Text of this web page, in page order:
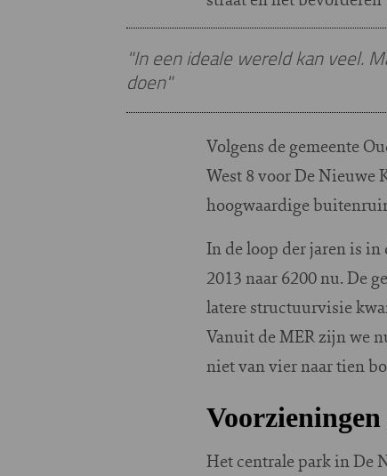
"In een ideale wereld kan veel.
doen"
Volgens de gemeente
West 8 voor De Nieuwe
hoogwaardige
In de loop der jaren is
2013 naar 6200 nu. De
latere structuurvisie
Vanuit de MER zijn we
niet van vier naar tien
Voorzieningen
Het centrale park in De